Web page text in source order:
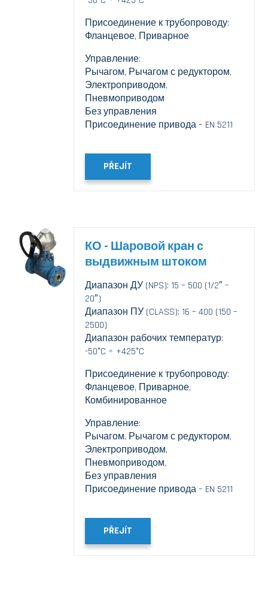
Присоединение к трубопроводу:
Фланцевое, Приварное
Управление:
Рычагом, Рычагом с редуктором,
Электроприводом,
Пневмоприводом
Без управления
Присоединение привода – EN 5211
PŘEJÍT
КО - Шаровой кран с
выдвижным штоком
Диапазон ДУ (NPS): 15 – 500 (1/2″ –
20″)
Диапазон ПУ (CLASS): 16 – 400 (150 –
2500)
Диапазон рабочих температур:
-50°C ÷ +425°C
Присоединение к трубопроводу:
Фланцевое, Приварное,
Комбинированное
Управление:
Рычагом, Рычагом с редуктором,
Электроприводом,
Пневмоприводом,
Без управления
Присоединение привода – EN 5211
PŘEJÍT